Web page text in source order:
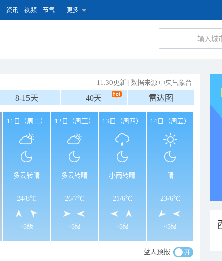
资讯 视频 节气 更多
11:30更新 | 数据来源 中央气象台
8-15天 40天 雷达图
11日（周二）
多云转晴
24/8℃
<3级
12日（周三）
多云转晴
26/7℃
<3级
13日（周四）
小雨转晴
21/6℃
<3级
14日（周五）
晴
23/6℃
<3级
蓝天预报